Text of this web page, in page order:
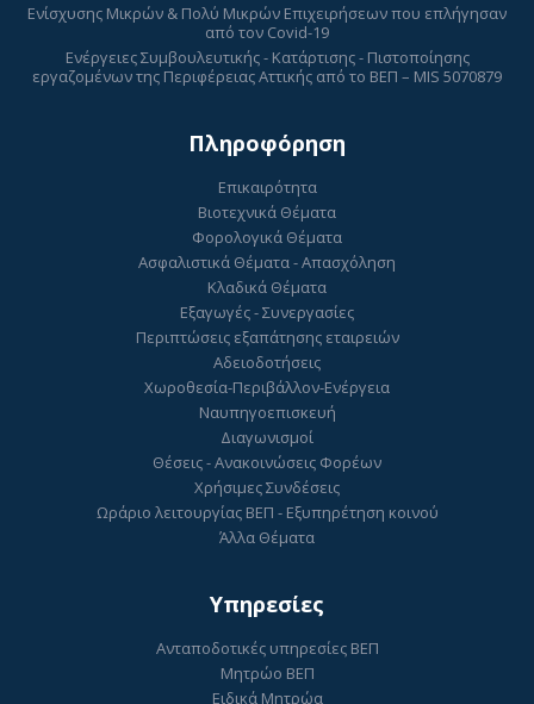
Ενίσχυσης Μικρών & Πολύ Μικρών Επιχειρήσεων που επλήγησαν
από τον Covid-19
Ενέργειες Συμβουλευτικής - Κατάρτισης - Πιστοποίησης
εργαζομένων της Περιφέρειας Αττικής από το ΒΕΠ – MIS 5070879
Πληροφόρηση
Επικαιρότητα
Βιοτεχνικά Θέματα
Φορολογικά Θέματα
Ασφαλιστικά Θέματα - Απασχόληση
Κλαδικά Θέματα
Εξαγωγές - Συνεργασίες
Περιπτώσεις εξαπάτησης εταιρειών
Αδειοδοτήσεις
Χωροθεσία-Περιβάλλον-Ενέργεια
Ναυπηγοεπισκευή
Διαγωνισμοί
Θέσεις - Ανακοινώσεις Φορέων
Χρήσιμες Συνδέσεις
Ωράριο λειτουργίας ΒΕΠ - Εξυπηρέτηση κοινού
Άλλα Θέματα
Υπηρεσίες
Ανταποδοτικές υπηρεσίες ΒΕΠ
Μητρώο ΒΕΠ
Ειδικά Μητρώα